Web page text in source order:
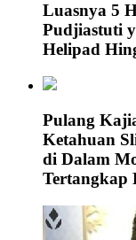
Luasnya 5
Pudjiastuti
Helipad
Pulang
Ketahuan
di Dalam
Tertangkap